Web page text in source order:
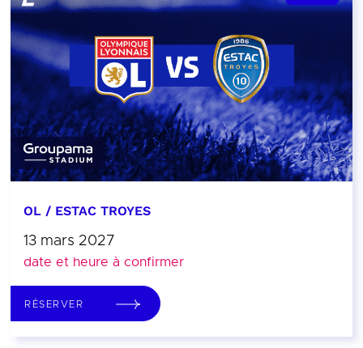
OL / ESTAC TROYES
13 mars 2027
date et heure à confirmer
RÉSERVER